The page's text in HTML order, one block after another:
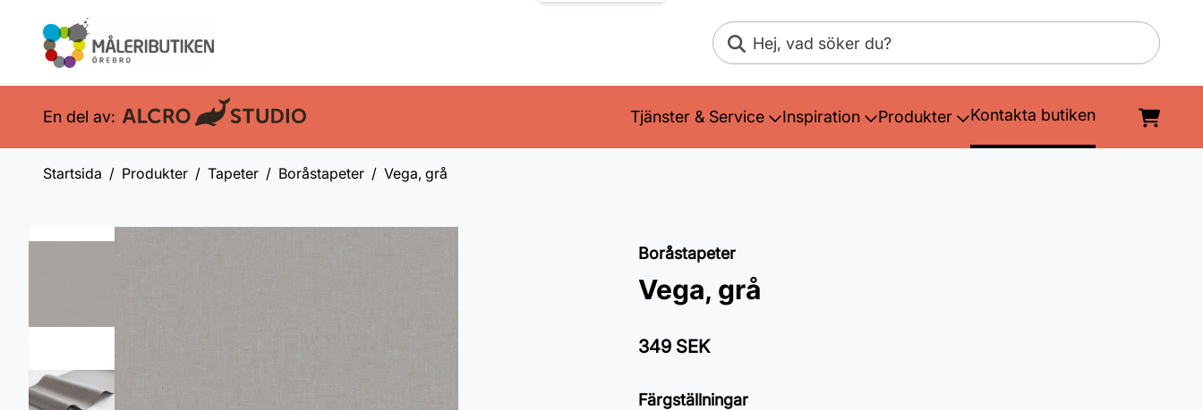
Sök
En del av: Tjänster & Service Inspiration Produkter Kontakta butiken
Startsida Produkter Tapeter Boråstapeter Vega, grå
Boråstapeter
Vega, grå
349 SEK
Färgställningar